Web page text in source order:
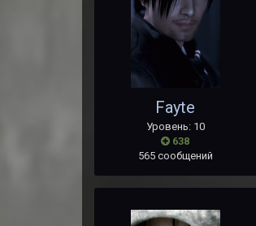
Fayte
Уровень: 10
638
565 сообщений